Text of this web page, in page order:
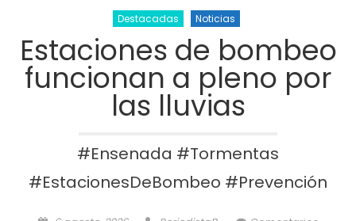
Destacadas Noticias
Estaciones de bombeo
funcionan a pleno por
las lluvias
#Ensenada #Tormentas
#EstacionesDeBombeo #Prevención